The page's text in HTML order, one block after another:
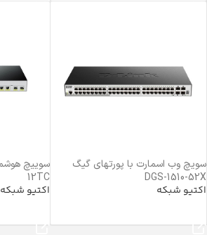
سویچ وب اسمارت با پورتهای گیگ
DGS-1510-52X
اکتیو شبکه
12TC
اکتیو شبکه